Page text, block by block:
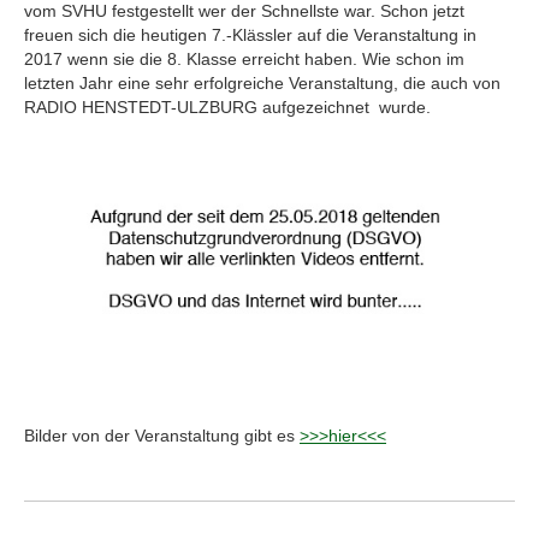
vom SVHU festgestellt wer der Schnellste war. Schon jetzt
freuen sich die heutigen 7.-Klässler auf die Veranstaltung in
2017 wenn sie die 8. Klasse erreicht haben. Wie schon im
letzten Jahr eine sehr erfolgreiche Veranstaltung, die auch von
RADIO HENSTEDT-ULZBURG aufgezeichnet wurde.
Bilder von der Veranstaltung gibt es >>>hier<<<